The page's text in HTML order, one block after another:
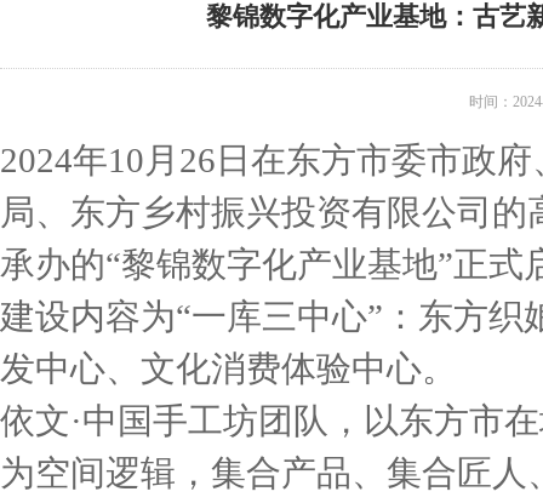
黎锦数字化产业基地：古艺
时间：
2024年10月26日在东方市委市政
局、东方乡村振兴投资有限公司
承办的“黎锦数字化产业基地”正
建设内容为“一库三中心”：东方
发中心、文化消费体验中心。
依文·中国手工坊团队，以东方市
为空间逻辑，集合产品、集合匠